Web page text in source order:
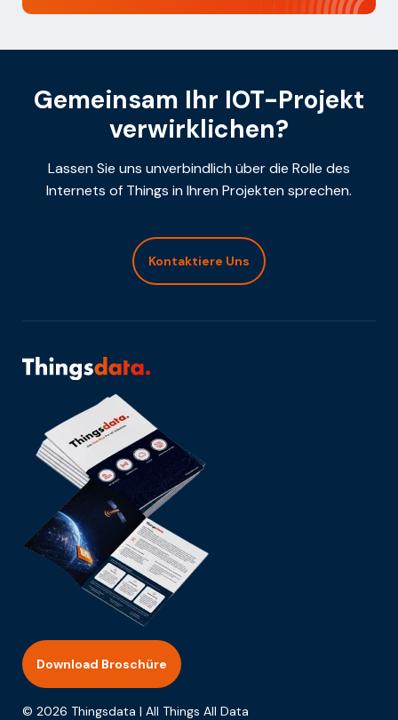
Gemeinsam Ihr IOT-Projekt
verwirklichen?
Lassen Sie uns unverbindlich über die Rolle des
Internets of Things in Ihren Projekten sprechen.
Kontaktiere Uns
Download Broschüre
© 2026 Thingsdata | All Things All Data